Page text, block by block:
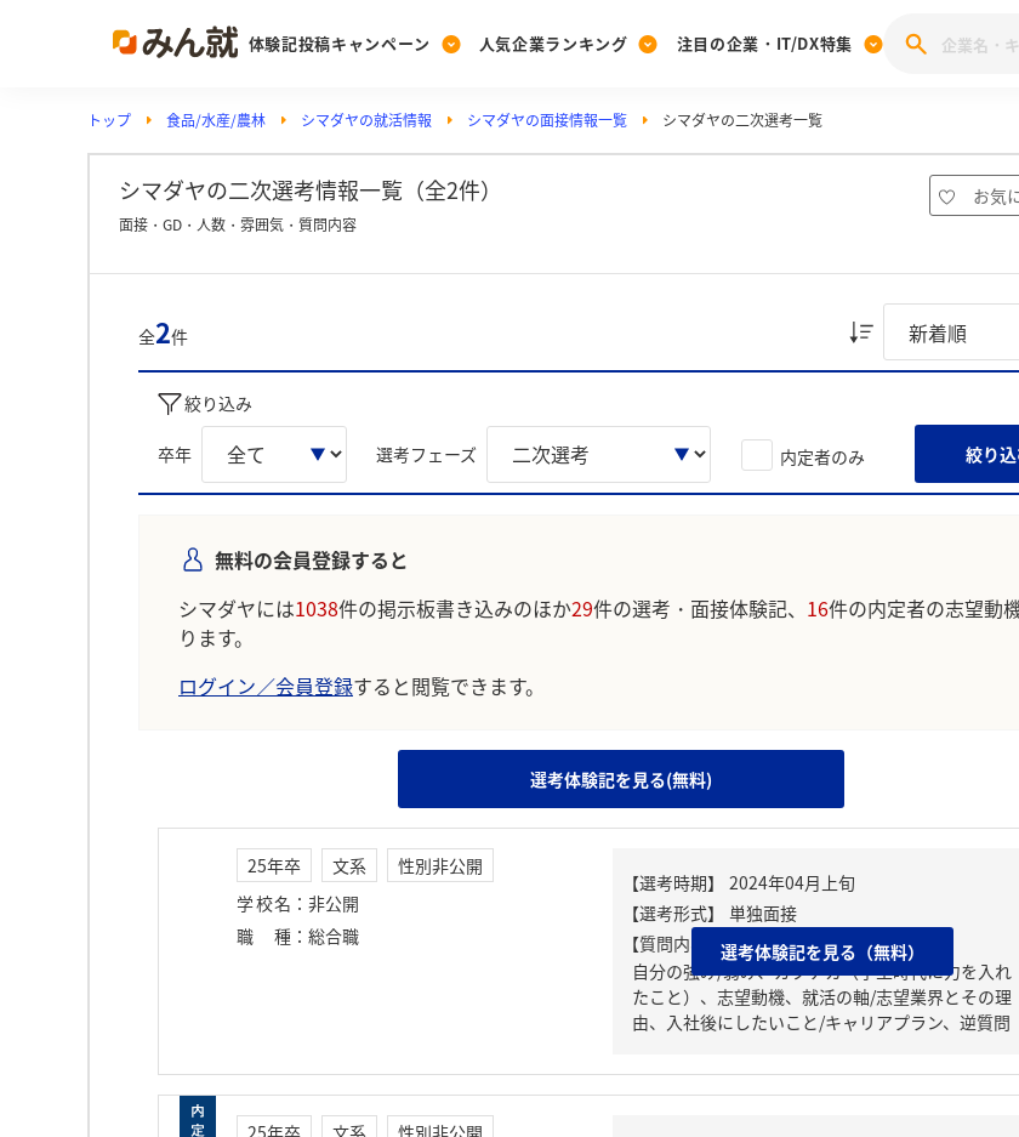
体験記投稿キャンペーン
Post
投稿する
[27卒] 本選考体験記投稿キャンペーン
人気企業ランキング
Ranking
ランキングを見る
Vote
注目の企業・IT/DX特集
PickUp
注目の企業特集
トップ 食品/水産/農林 シマダヤの就活情報 シマダヤの面接情報一覧 シマダヤの二次選考一覧
シマダヤの二次選考情報一覧（全2件） お気
面接・GD・人数・雰囲気・質問内容
全2件
絞り込み
卒年 選考フェーズ 内定者のみ 絞り
無料の会員登録すると
シマダヤには1038件の掲示板書き込みのほか29件の選考・面接体験記、 16件の内定者の志望動
ります。
ログイン／会員登録すると閲覧できます。
選考体験記を見る(無料)
25年卒 文系
性別非公開
学校名 ： 非公開
職種 ： 総合職
【質問内容・課題】
自分の強み/弱み、ガクチカ（学生時代に力を入れ
たこと）、志望動機、就活の軸/志望業界とその理
由、入社後にしたいこと/キャリアプラン、逆質問
選考体験記を見る（無料）
25年卒 文系
性別非公開